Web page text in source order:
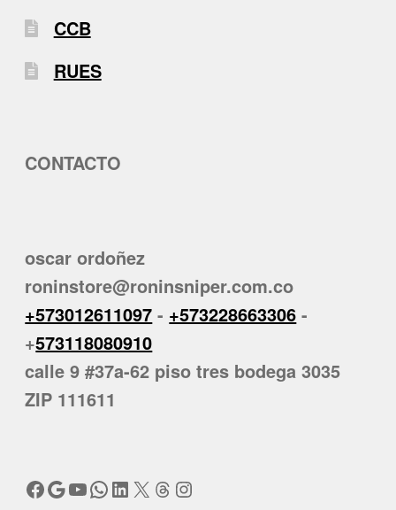
CCB
RUES
CONTACTO
oscar ordoñez
roninstore@roninsniper.com.co
+573012611097 - +573228663306 -
+573118080910
calle 9 #37a-62 piso tres bodega 3035
ZIP 111611
Facebook
Google
YouTube
WhatsApp
LinkedIn
X Threads
Instagram